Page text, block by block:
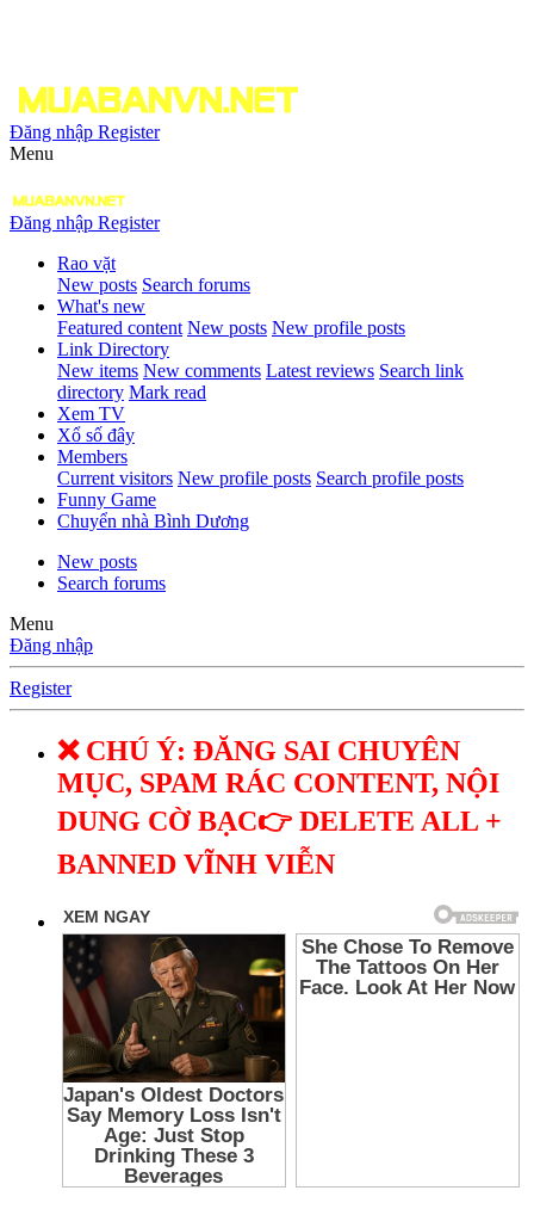
Đăng nhập Register
Menu
Đăng nhập Register
Rao vặt
New posts Search forums
What's new
Featured content New posts New profile posts
Link Directory
New items New comments Latest reviews Search link
directory Mark read
Xem TV
Xổ số đây
Members
Current visitors New profile posts Search profile posts
Funny Game
Chuyển nhà Bình Dương
New posts
Search forums
Menu
Đăng nhập
Register
❌ CHÚ Ý: ĐĂNG SAI CHUYÊN
MỤC, SPAM RÁC CONTENT, NỘI
DUNG CỜ BẠC👉 DELETE ALL +
BANNED VĨNH VIỄN